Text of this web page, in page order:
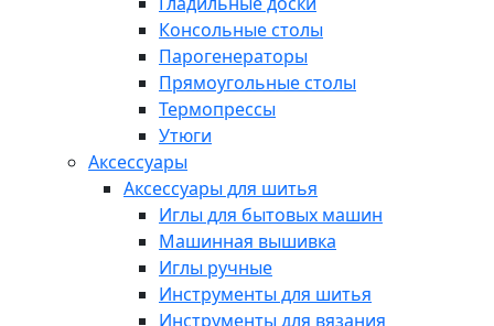
Консольные столы
Парогенераторы
Прямоугольные столы
Термопрессы
Утюги
Аксессуары
Аксессуары для шитья
Иглы для бытовых машин
Машинная вышивка
Иглы ручные
Инструменты для шитья
Инструменты для вязания